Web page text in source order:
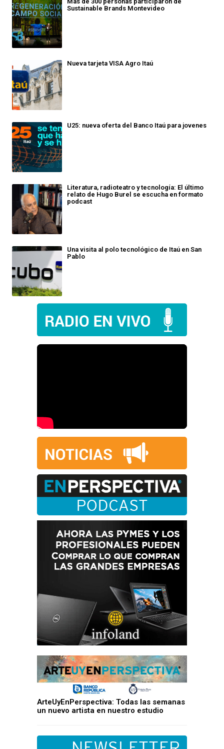
Sustainable Brands Montevideo
Nueva tarjeta VISA Agro Itaú
U25: nueva oferta del Banco Itaú para jovenes
Literatura, radioteatro y tecnología: El último
relato de Hugo Burel se escucha en formato
podcast
Una visita al polo tecnológico de Itaú en San
Pablo
ArteUyEnPerspectiva: Todas las semanas
un nuevo artista en nuestro estudio